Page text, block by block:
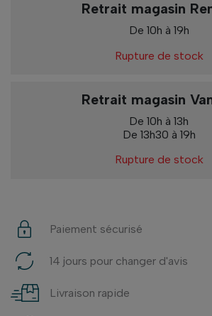
Retrait magasin
De 10h à 19h
Rupture de stock
Retrait magasin
De 10h à 13h
De 13h30 à 19h
Rupture de stock
Paiement sécurisé
14 jours pour changer d'avis
Livraison rapide